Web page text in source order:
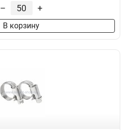
– +
В корзину